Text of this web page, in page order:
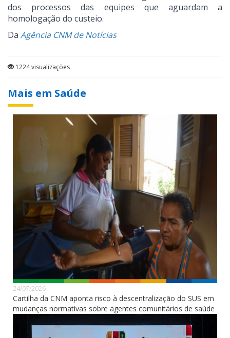
dos processos das equipes que aguardam a
homologação do custeio.
Da Agência CNM de Notícias
1224 visualizações
Mais em Saúde
24/07/2026
Cartilha da CNM aponta risco à descentralização do SUS em
mudanças normativas sobre agentes comunitários de saúde